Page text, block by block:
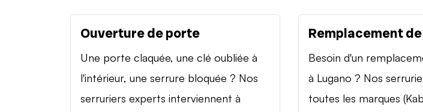
Ouverture de porte
Une porte claquée, une clé oubliée à
l'intérieur, une serrure bloquée ? Nos
serruriers experts interviennent à
Remplacement
Besoin d'un
à Lugano ? Nos
toutes les marques